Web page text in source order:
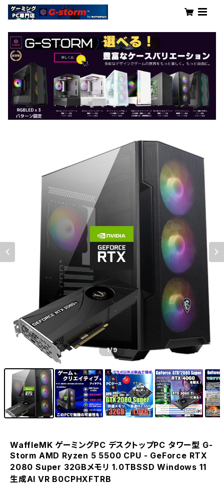
1/9
WaffleMK ゲーミングPC デスクトップPC タワー型 G-
Storm AMD Ryzen 5 5500 CPU - GeForce RTX
2080 Super 32GBメモリ 1.0TBSSD Windows 11
生成AI VR B0CPHXFTRB